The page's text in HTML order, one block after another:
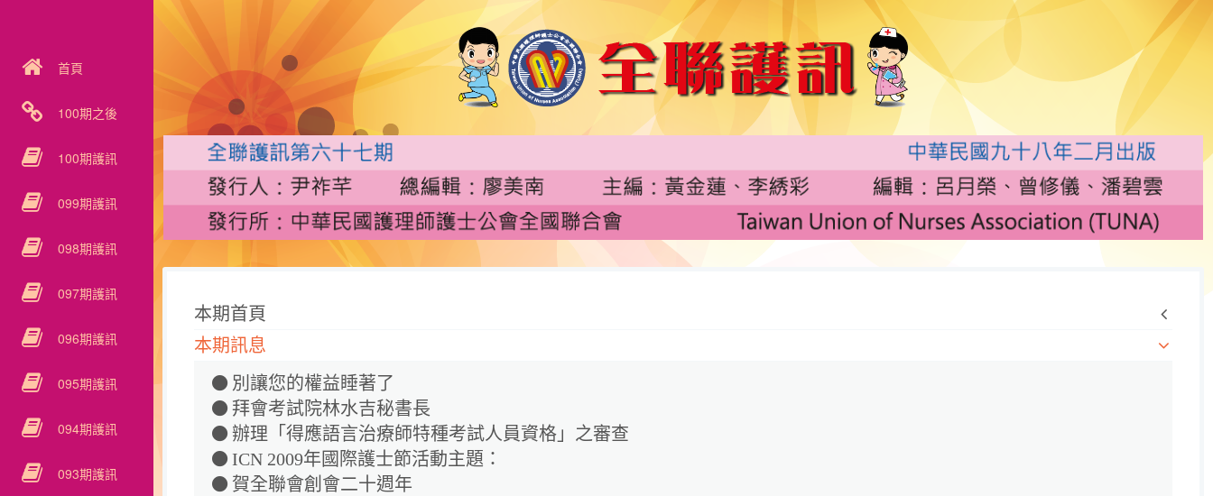
首頁
100期之後
100期護訊
099期護訊
098期護訊
097期護訊
096期護訊
095期護訊
094期護訊
093期護訊
本期首頁
本期訊息
別讓您的權益睡著了
拜會考試院林水吉秘書長
辦理「得應語言治療師特種考試人員資格」之審查
ICN 2009年國際護士節活動主題：
賀全聯會創會二十週年